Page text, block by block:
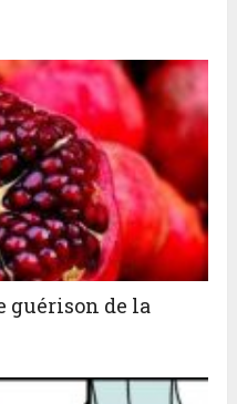
guérison de la